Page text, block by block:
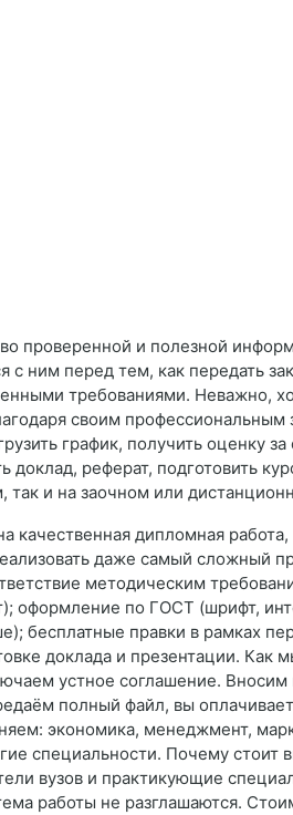
проверенной и полезной
ним перед тем, как передать
требованиями. Неважно,
своим
график, получить оценку за
реферат, подготовить
и на заочном или
дипломная работа,
даже самый сложный
методическим
оформление по ГОСТ (шрифт,
бесплатные правки в рамках
доклада и презентации. Как
устное соглашение.
полный файл, вы
экономика, менеджмент,
специальности. Почему стоит
вузов и практикующие
работы не разглашаются.